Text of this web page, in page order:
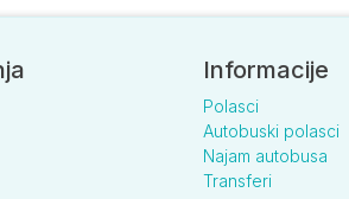
Informacije
Polasci
Autobuski polasci
Najam autobusa
Transferi